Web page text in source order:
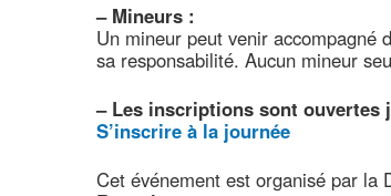
– Mineurs :
Un mineur peut venir accompagné
sa responsabilité. Aucun mineur
– Les inscriptions sont ouvertes
S’inscrire à la journée
Cet événement est organisé par la